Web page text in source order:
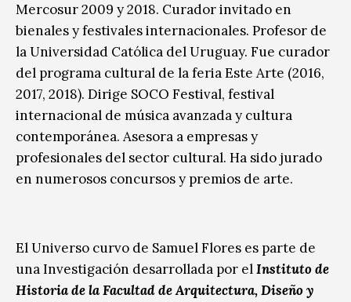
Mercosur 2009 y 2018. Curador invitado en
bienales y festivales internacionales. Profesor de
la Universidad Católica del Uruguay. Fue curador
del programa cultural de la feria Este Arte (2016,
2017, 2018). Dirige SOCO Festival, festival
internacional de música avanzada y cultura
contemporánea. Asesora a empresas y
profesionales del sector cultural. Ha sido jurado
en numerosos concursos y premios de arte.
El Universo curvo de Samuel Flores es parte de
una Investigación desarrollada por elInstituto de
Historia de la Facultad de Arquitectura, Diseño y